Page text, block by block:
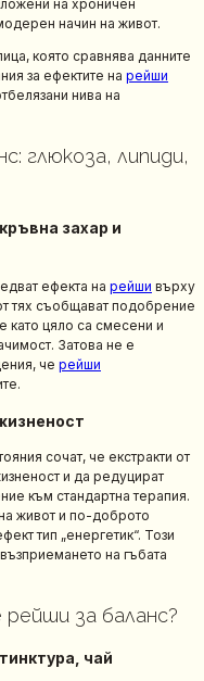
на хроничен
начин на живот.
която сравнява данните
за ефектите на рейши
нива на
глюкоза, липиди,
захар и
ефекта на рейши върху
тях съобщават подобрение
като цяло са смесени и
Затова не е
че рейши
сочат, че екстракти от
и да редуцират
към стандартна терапия.
живот и по-доброто
тип „енергетик“. Този
на гъбата
за баланс?
чай